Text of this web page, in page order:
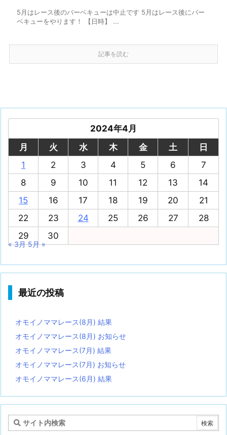
5月はレース後のバーベキューは中止です 5月はレース後にバー
ベキューをやります！ 【日時】 ...
記事を読む
2024年4月
月
火 水 木 金 土
日
1
2 3 4 5 6
7
8
9 10 11 12 13
14
15
16 17 18 19 20
21
22
23 24 25 26 27
28
29
30
« 3月 5月 »
最近の投稿
オモイノママレース(8月) 結果
オモイノママレース(8月) お知らせ
オモイノママレース(7月) 結果
オモイノママレース(7月) お知らせ
オモイノママレース(6月) 結果